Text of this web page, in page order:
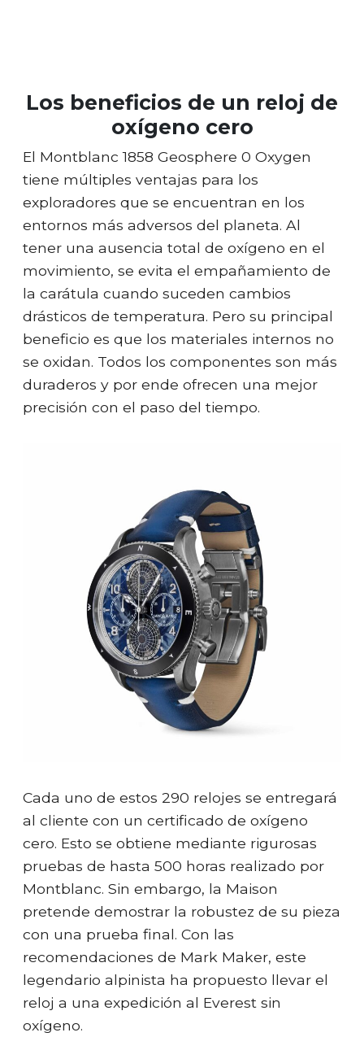
Los beneficios de un reloj de
oxígeno cero
El Montblanc 1858 Geosphere 0 Oxygen
tiene múltiples ventajas para los
exploradores que se encuentran en los
entornos más adversos del planeta. Al
tener una ausencia total de oxígeno en el
movimiento, se evita el empañamiento de
la carátula cuando suceden cambios
drásticos de temperatura. Pero su principal
beneficio es que los materiales internos no
se oxidan. Todos los componentes son más
duraderos y por ende ofrecen una mejor
precisión con el paso del tiempo.
Cada uno de estos 290 relojes se entregará
al cliente con un certificado de oxígeno
cero. Esto se obtiene mediante rigurosas
pruebas de hasta 500 horas realizado por
Montblanc. Sin embargo, la Maison
pretende demostrar la robustez de su pieza
con una prueba final. Con las
recomendaciones de Mark Maker, este
legendario alpinista ha propuesto llevar el
reloj a una expedición al Everest sin
oxígeno.